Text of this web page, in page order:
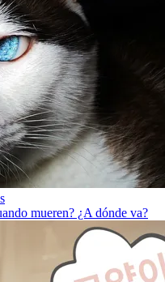
mueren? ¿A dónde va?